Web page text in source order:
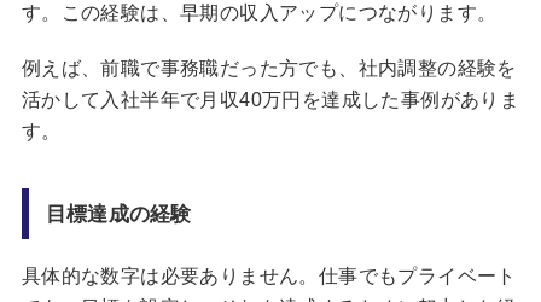
す。この経験は、早期の収入アップにつながります。
例えば、前職で事務職だった方でも、社内調整の経験を
活かして入社半年で月収40万円を達成した事例がありま
す。
目標達成の経験
具体的な数字は必要ありません。仕事でもプライベート